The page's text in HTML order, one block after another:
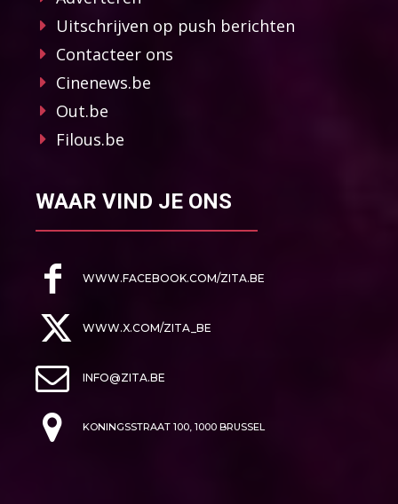
Uitschrijven op push berichten
Contacteer ons
Cinenews.be
Out.be
Filous.be
WAAR VIND JE ONS
WWW.FACEBOOK.COM/ZITA.BE
WWW.X.COM/ZITA_BE
INFO@ZITA.BE
KONINGSSTRAAT 100, 1000 BRUSSEL